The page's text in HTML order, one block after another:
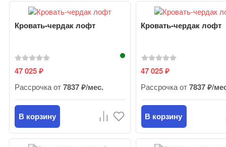
Кровать-чердак лофт
47 025₽
Рассрочка от7837 ₽/мес.
В корзину
Кровать-чердак лофт
47 025₽
Рассрочка от7837 ₽/
В корзину